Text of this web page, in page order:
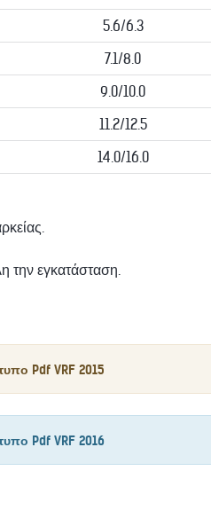
5.6/6.3
7.1/8.0
9.0/10.0
11.2/12.5
14.0/16.0
την εγκατάσταση.
Pdf VRF 2015
Pdf VRF 2016